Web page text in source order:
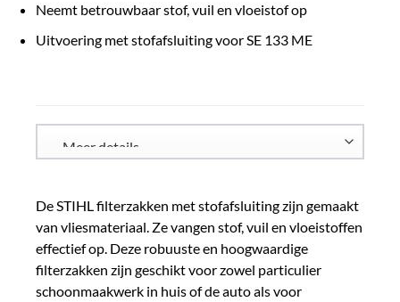
Neemt betrouwbaar stof, vuil en vloeistof op
Uitvoering met stofafsluiting voor SE 133 ME
De STIHL filterzakken met stofafsluiting zijn gemaakt
van vliesmateriaal. Ze vangen stof, vuil en vloeistoffen
effectief op. Deze robuuste en hoogwaardige
filterzakken zijn geschikt voor zowel particulier
schoonmaakwerk in huis of de auto als voor